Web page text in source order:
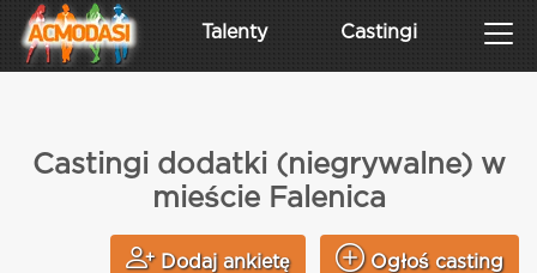
Talenty Castingi
Castingi dodatki (niegrywalne) w
mieście Falenica
Dodaj ankietę Ogłoś casting